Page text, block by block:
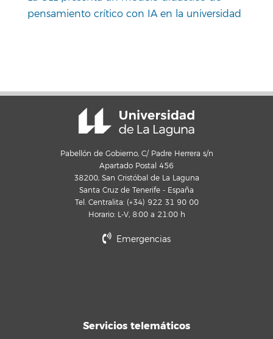
pensamiento crítico con IA en la universidad
Pabellón de Gobierno, C/ Padre Herrera s/n
Apartado Postal 456
38200, San Cristóbal de La Laguna
Santa Cruz de Tenerife - España
Tel. Centralita: (+34) 922 31 90 00
Horario: L-V, 8:00 a 21:00 h
Emergencias
Servicios telemáticos